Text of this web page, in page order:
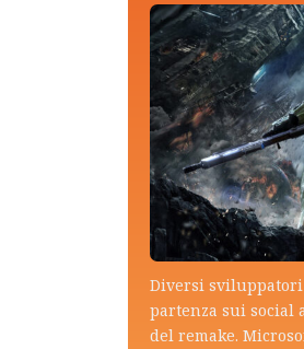
Diversi
partenza sui social
del remake.